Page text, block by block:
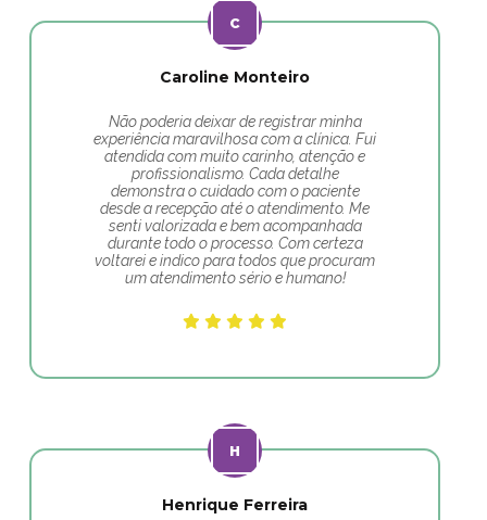
Caroline Monteiro
Não poderia deixar de registrar minha
experiência maravilhosa com a clínica. Fui
atendida com muito carinho, atenção e
profissionalismo. Cada detalhe
demonstra o cuidado com o paciente
desde a recepção até o atendimento. Me
senti valorizada e bem acompanhada
durante todo o processo. Com certeza
voltarei e indico para todos que procuram
um atendimento sério e humano!
Henrique Ferreira